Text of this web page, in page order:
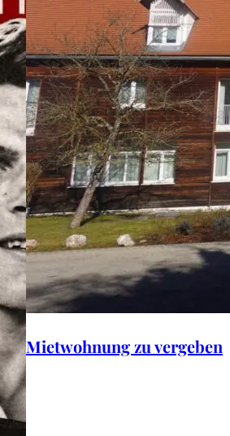
Mietwohnung zu vergeben